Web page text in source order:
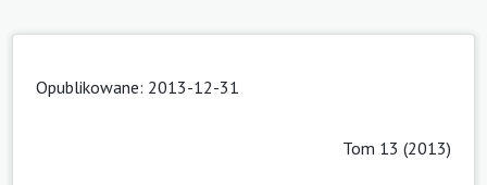
Opublikowane: 2013-12-31
Tom 13 (2013)